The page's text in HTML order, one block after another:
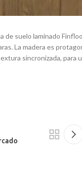
suelo laminado
La madera es
sincronizada, para